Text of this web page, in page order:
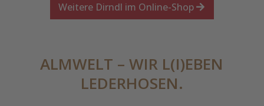
Weitere Dirndl im Online-Shop
ALMWELT – WIR L(I)EBEN
LEDERHOSEN.